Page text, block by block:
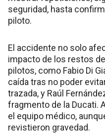
seguridad, hasta
piloto.
El accidente no solo
impacto de los restos
pilotos, como Fabio Di
caída tras no poder
trazada, y Raúl
fragmento de la Ducati.
el equipo médico,
revistieron gravedad.